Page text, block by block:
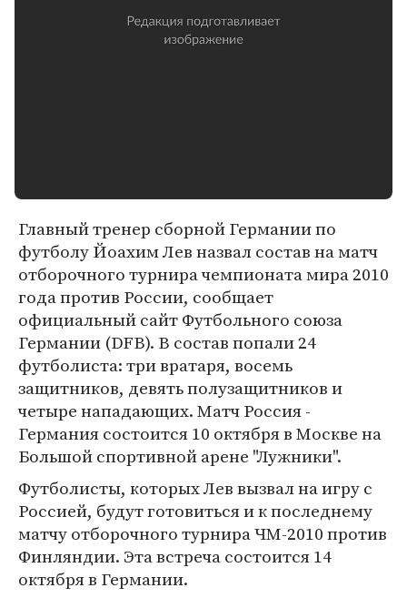
Главный тренер сборной Германии по
футболу Йоахим Лев назвал состав на матч
отборочного турнира чемпионата мира 2010
года против России, сообщает
официальный сайт Футбольного союза
Германии (DFB). В состав попали 24
футболиста: три вратаря, восемь
защитников, девять полузащитников и
четыре нападающих. Матч Россия -
Германия состоится 10 октября в Москве на
Большой спортивной арене "Лужники".
Футболисты, которых Лев вызвал на игру с
Россией, будут готовиться и к последнему
матчу отборочного турнира ЧМ-2010 против
Финляндии. Эта встреча состоится 14
октября в Германии.